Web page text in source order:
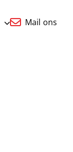
Mail ons